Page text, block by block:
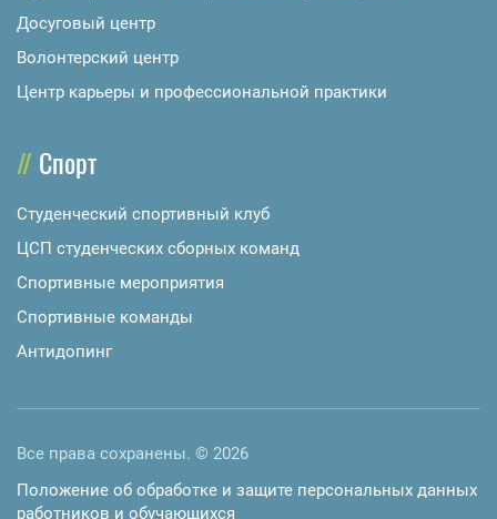
Досуговый центр
Волонтерский центр
Центр карьеры и профессиональной практики
Спорт
Студенческий спортивный клуб
ЦСП студенческих сборных команд
Спортивные мероприятия
Спортивные команды
Антидопинг
Все права сохранены. © 2026
Положение об обработке и защите персональных данных
работников и обучающихся